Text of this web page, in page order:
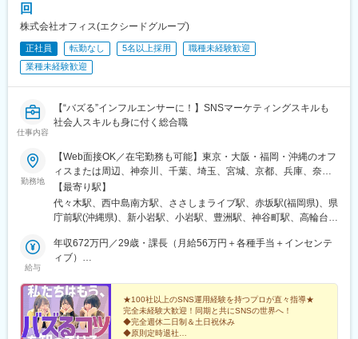
戸駅、中崎町駅、谷町四丁目駅、大阪天満宮駅、本町駅、大阪難
波駅、大小路駅、心斎橋駅、高槻市駅、千里中央駅(大阪モノレー
ル)、鳴滝駅、六地蔵駅(奈良線)、二条城前駅、観月橋駅、南公園
駅、摂津本山駅、湊川駅、神戸三宮駅(阪急・神戸高速)、春日野道
駅(阪急線)、新長田駅、中山観音駅、紀伊中ノ島駅、聖マリア病院
前駅、東中間駅、佐世保中央駅、西鉄香椎駅、金山駅(福岡県)、名
鉄名古屋駅、丸の内駅(愛知県)、栄町駅(愛知県)、久屋大通駅、高
一丁目駅、泉岳寺駅、御成門駅、内幸町駅、赤坂見附駅、西日暮
里駅(舎人ライナー)、下落合駅、東新宿駅、虎ノ門駅、岩本町駅、
京橋駅(東京都)、京成関屋駅、御徒町駅、大森海岸駅、銀座一丁目
駅、茅場町駅、馬喰町駅、東池袋駅、曳舟駅、西横浜駅、横浜
駅、日本大通り駅、市川真間駅、鬼越駅、京成千葉駅、川越市
駅、森小路駅、昭和町駅(大阪府)、針中野駅、花園町駅、細井川
駅、梅田駅(地下鉄)、天満橋駅、北浜駅(大阪府)、なんば駅(南海
御陵前駅、市民広場駅、三宮・花時計前駅、板宿駅、香椎宮前
駅、亀島駅、国際センター駅、矢場町駅、第一通り駅、近鉄四日
市駅
回
株式会社オフィス(エクシードグループ)
正社員 転勤なし 5名以上採用
職種未経験歓迎
業種未経験歓迎
仕事内容
【“バズる”インフルエンサーに！】SNSマーケティングスキルも
社会人スキルも身に付く総合職
勤務地
【Web面接OK／在宅勤務も可能】東京・大阪・福岡・沖縄のオフ
ィスまたは周辺、神奈川、千葉、埼玉、宮城、京都、兵庫、奈
良、滋賀、和歌山、愛知、静岡、香川、愛媛、広島、岡山、福
岡、佐賀、長崎、熊本、大分、宮崎、鹿児島、沖縄の各勤務先＼
＼積極採用中！／／★勤務地は希望を考慮し決定します。★転勤
策：あり＜東京本社＞東京都豊島区東池袋3-7-9 AS ONE東池袋
ビル7階＜名古屋支社＞愛知県名古屋市中村区池町4－60－12 グ
8 新大阪阪神ビル7階＜福岡支社＞福岡県福岡市中央区大名２丁
目 9-17 ARISTO大名 3F＜沖縄支社＞沖縄県那覇市久茂地2丁目
3-9 8階西
【最寄り駅】
代々木駅、西中島南方駅、ささしまライブ駅、赤坂駅(福岡県)、県
庁前駅(沖縄県)、新小岩駅、小岩駅、豊洲駅、神谷町駅、高輪台
駅(舎人ライナー)、三鷹駅、恵比寿駅、広尾駅、渋谷駅、高田馬場
駅、四ツ谷駅、新宿三丁目駅、三軒茶屋駅、霞ケ関駅(東京都)、末
(東京都)、飯田橋駅、有楽町駅、綾瀬駅、北千住駅、上野御徒町
駅、蒲田駅、大森駅(東京都)、東銀座駅、日本橋駅(東京都)、三越
前駅、小伝馬町駅、八丁堀駅(東京都)、中野坂上駅、中野駅(東京
都)、町田駅、目黒駅、立会川駅、五反田駅、井の頭公園駅、都電
給与
年収672万円／29歳・課長（月給56万円＋各種手当＋インセンテ
ィブ）
ィブ）
★100社以上のSNS運用経験を持つプロが直々指導★
完全未経験大歓迎！同期と共にSNSの世界へ！
◆完全週休二日制＆土日祝休み
◆原則定時退社